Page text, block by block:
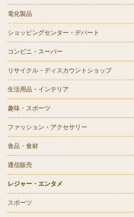
電化製品
ショッピングセンター・デパート
コンビニ・スーパー
リサイクル・ディスカウントショップ
生活用品・インテリア
趣味・スポーツ
ファッション・アクセサリー
食品・食材
通信販売
レジャー・エンタメ
スポーツ